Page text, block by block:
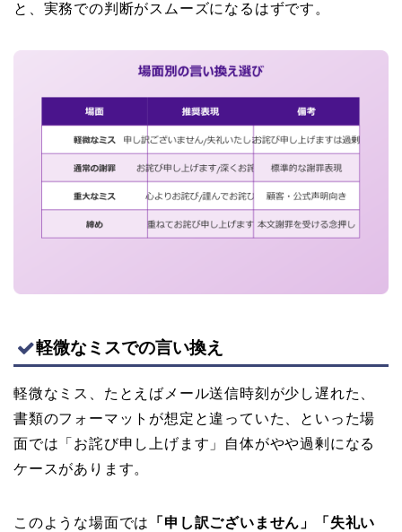
と、実務での判断がスムーズになるはずです。
軽微なミスでの言い換え
軽微なミス、たとえばメール送信時刻が少し遅れた、
書類のフォーマットが想定と違っていた、といった場
面では「お詫び申し上げます」自体がやや過剰になる
ケースがあります。
このような場面では
「申し訳ございません」「失礼い